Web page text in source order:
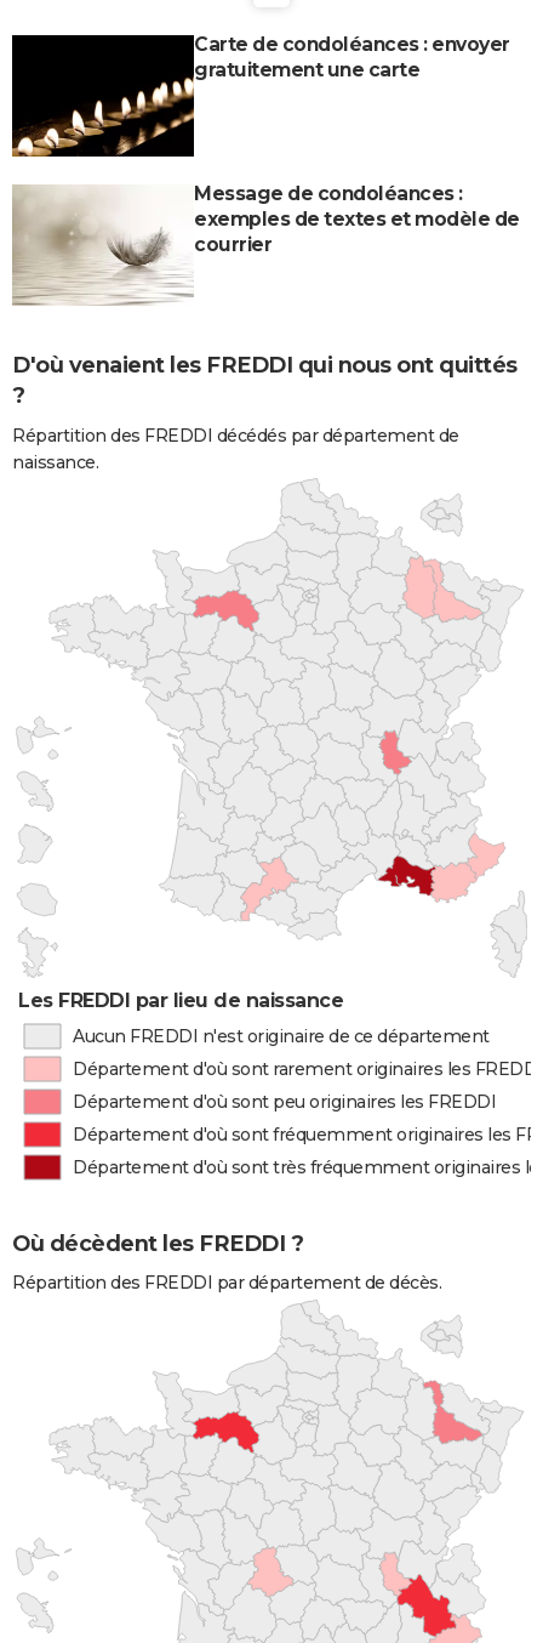
Carte de condoléances : envoyer
gratuitement une carte
Message de condoléances :
exemples de textes et modèle de
courrier
D'où venaient les FREDDI qui nous ont quittés
?
Répartition des FREDDI décédés par département de
naissance.
Les FREDDI par lieu de naissance
Aucun FREDDI n'est originaire de ce département
Département d'où sont rarement originaires les FREDDI
Département d'où sont peu originaires les FREDDI
Département d'où sont fréquemment originaires les
Département d'où sont très fréquemment originaires
Où décèdent les FREDDI ?
Répartition des FREDDI par département de décès.